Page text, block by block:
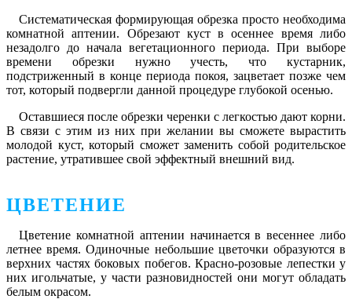
Систематическая формирующая обрезка просто необходима
комнатной аптении. Обрезают куст в осеннее время либо
незадолго до начала вегетационного периода. При выборе
времени обрезки нужно учесть, что кустарник,
подстриженный в конце периода покоя, зацветает позже чем
тот, который подвергли данной процедуре глубокой осенью.
Оставшиеся после обрезки черенки с легкостью дают корни.
В связи с этим из них при желании вы сможете вырастить
молодой куст, который сможет заменить собой родительское
растение, утратившее свой эффектный внешний вид.
ЦВЕТЕНИЕ
Цветение комнатной аптении начинается в весеннее либо
летнее время. Одиночные небольшие цветочки образуются в
верхних частях боковых побегов. Красно-розовые лепестки у
них игольчатые, у части разновидностей они могут обладать
белым окрасом.